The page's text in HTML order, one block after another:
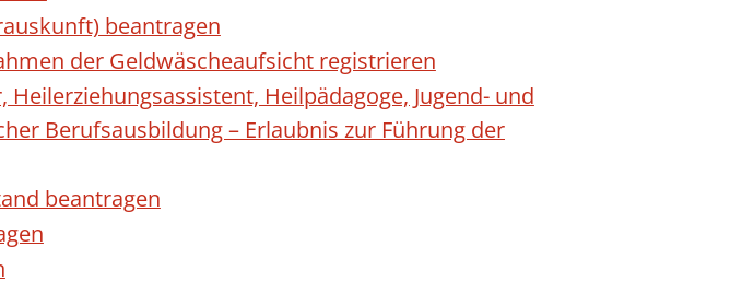
beantragen
der Geldwäscheaufsicht registrieren
Heilpädagoge, Jugend- und
Berufsausbildung – Erlaubnis zur Führung der
beantragen